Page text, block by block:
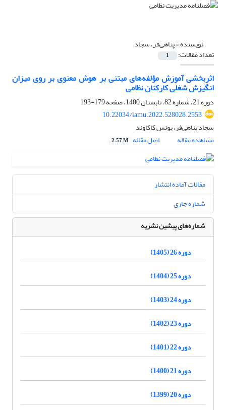
نویسنده =پناهی‌فر، سجاد
تعداد مقالات: 1
اثربخشی آموزش مؤلفه‌های مبتنی بر هوش معنوی بر روی میزان
انگیزش شغلی کارکنان نظامی
دوره 21، شماره 82، تابستان 1400، صفحه
179-193
10.22034/iamu.2022.528028.2553
سجاد پناهی‌فر، یونس کاکاوند
مشاهده مقاله
اصل مقاله 2.57 M
مقالات آماده انتشار
شماره جاری
شماره‌های پیشین نشریه
دوره 26 (1405)
دوره 25 (1404)
دوره 24 (1403)
دوره 23 (1402)
دوره 22 (1401)
دوره 21 (1400)
دوره 20 (1399)